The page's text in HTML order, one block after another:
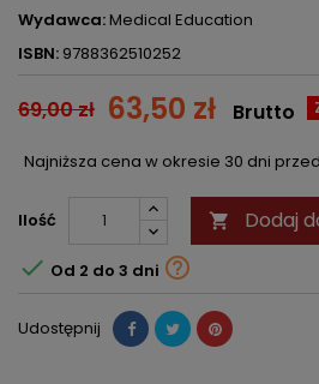
Wydawca:Medical Education
ISBN: 9788362510252
69,00 zł 63,50 zł Brutto
Najniższa cena w okresie 30 dni
Ilość  Dodaj
 Od 2 do 3 dni 
Udostępnij